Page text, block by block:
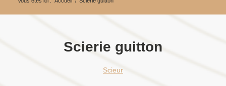
Scierie guitton
Scieur